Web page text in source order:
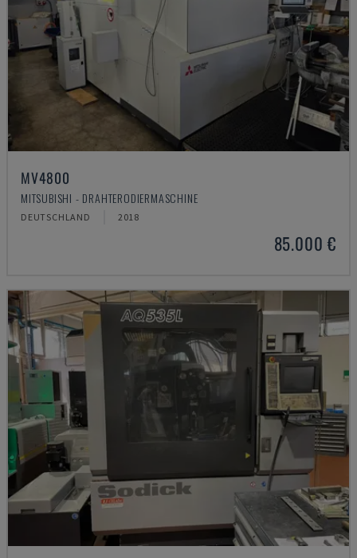
MV4800
MITSUBISHI - DRAHTERODIERMASCHINE
DEUTSCHLAND 2018
85.000 €